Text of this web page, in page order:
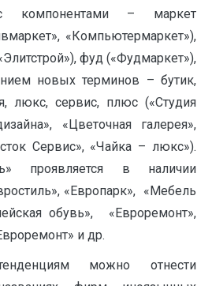
компонентами – маркет
«Компьютермаркет»),
фуд («Фудмаркет»),
новых терминов – бутик,
люкс, сервис, плюс («Студия
«Цветочная галерея»,
Сервис», «Чайка – люкс»).
проявляется в наличии
«Европарк», «Мебель
обувь», «Евроремонт»,
и др.
можно отнести